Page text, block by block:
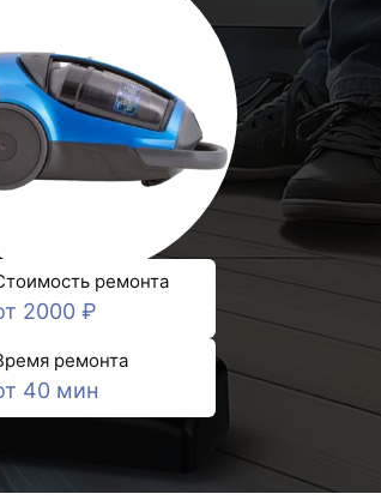
ремонта
2000 ₽
ремонта
40 мин